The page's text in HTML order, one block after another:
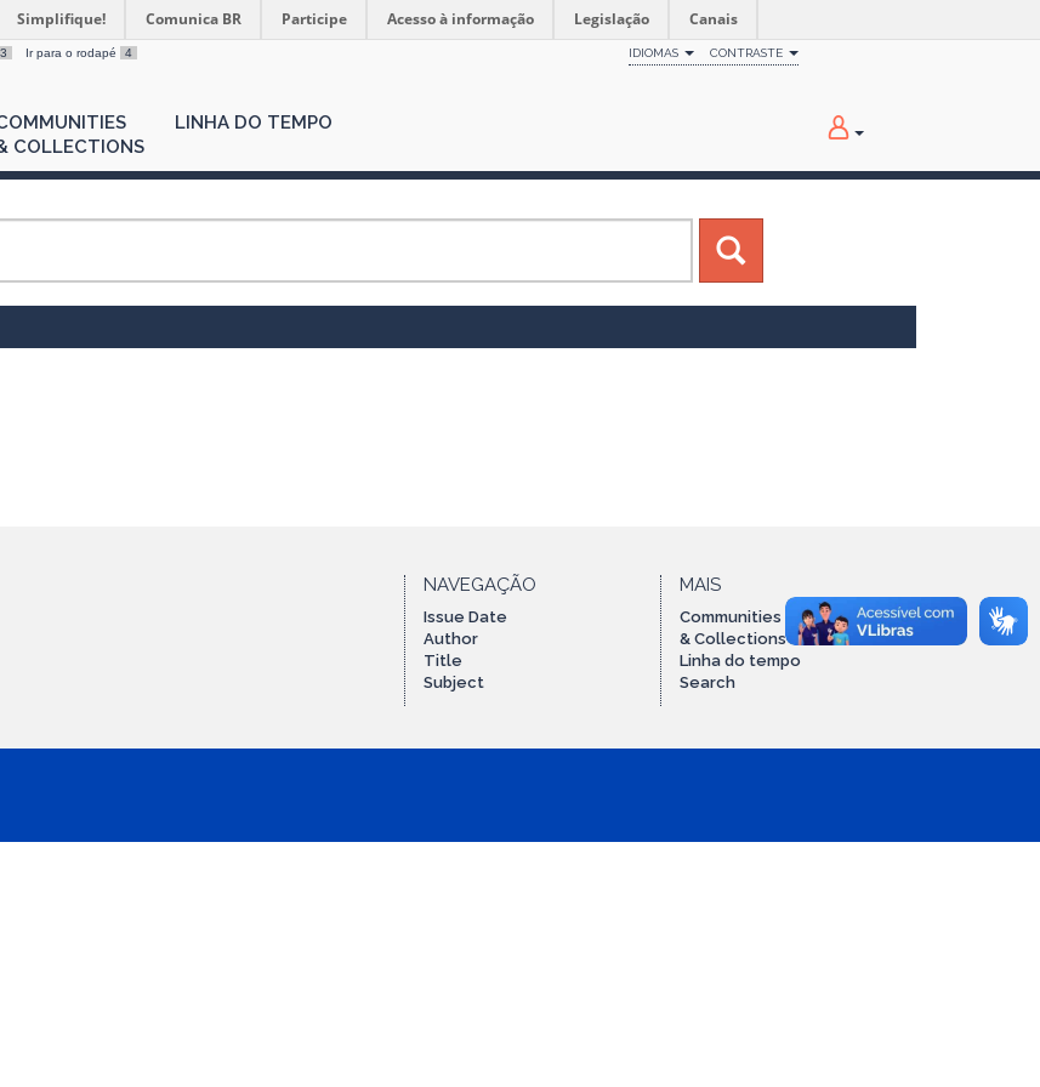
Simplifique! Comunica BR Participe Acesso à informação Legislação Canais
3 Ir para o rodapé 4 IDIOMAS CONTRASTE
COLLECTIONS
LINHA DO TEMPO
NAVEGAÇÃO
Issue Date
Author
Title
Subject
MAIS
Communities
& Collections
Linha do tempo
Search